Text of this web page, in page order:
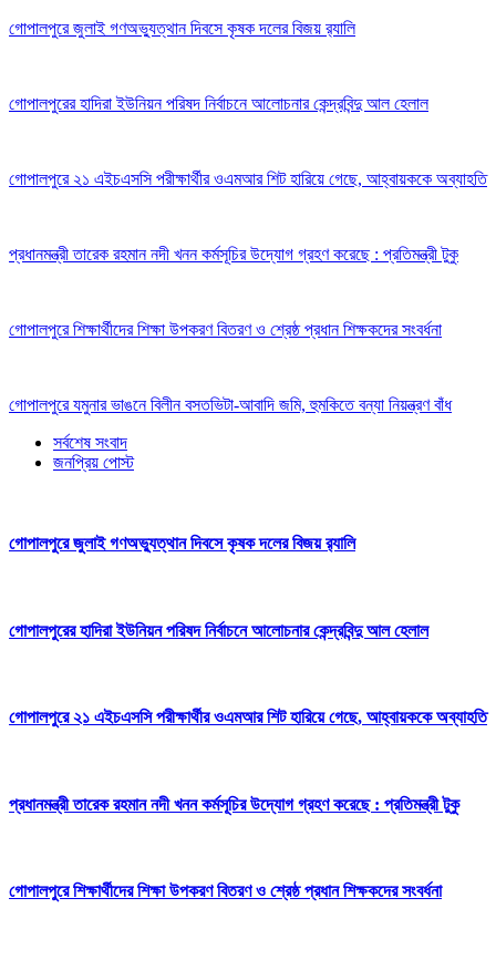
গোপালপুরে জুলাই গণঅভ্যুত্থান দিবসে কৃষক দলের বিজয় র‍্যালি
গোপালপুরের হাদিরা ইউনিয়ন পরিষদ নির্বাচনে আলোচনার কেন্দ্রবিন্দু আল হেলাল
গোপালপুরে ২১ এইচএসসি পরীক্ষার্থীর ওএমআর শিট হারিয়ে গেছে, আহ্বায়ককে অব্যাহতি
প্রধানমন্ত্রী তারেক রহমান নদী খনন কর্মসূচির উদ্যোগ গ্রহণ করেছে : প্রতিমন্ত্রী টুকু
গোপালপুরে শিক্ষার্থীদের শিক্ষা উপকরণ বিতরণ ও শ্রেষ্ঠ প্রধান শিক্ষকদের সংবর্ধনা
গোপালপুরে যমুনার ভাঙনে বিলীন বসতভিটা-আবাদি জমি, হুমকিতে বন্যা নিয়ন্ত্রণ বাঁধ
সর্বশেষ সংবাদ
জনপ্রিয় পোস্ট
গোপালপুরে জুলাই গণঅভ্যুত্থান দিবসে কৃষক দলের বিজয় র‍্যালি
গোপালপুরের হাদিরা ইউনিয়ন পরিষদ নির্বাচনে আলোচনার কেন্দ্রবিন্দু আল হেলাল
গোপালপুরে ২১ এইচএসসি পরীক্ষার্থীর ওএমআর শিট হারিয়ে গেছে, আহ্বায়ককে অব্যাহতি
প্রধানমন্ত্রী তারেক রহমান নদী খনন কর্মসূচির উদ্যোগ গ্রহণ করেছে : প্রতিমন্ত্রী টুকু
গোপালপুরে শিক্ষার্থীদের শিক্ষা উপকরণ বিতরণ ও শ্রেষ্ঠ প্রধান শিক্ষকদের সংবর্ধনা